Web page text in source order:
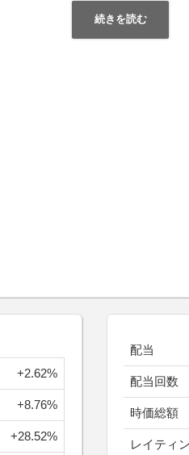
+2.62%
+8.76%
+28.52%
配当
配当回数
時価総額
レイティ